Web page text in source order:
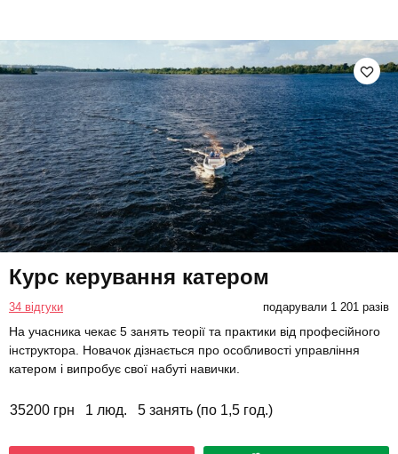
Курс керування катером
34 відгуки подарували 1 201 разів
На учасника чекає 5 занять теорії та практики від професійного
інструктора. Новачок дізнається про особливості управління
катером і випробує свої набуті навички.
35200 грн 1 люд. 5 занять (по 1,5 год.)